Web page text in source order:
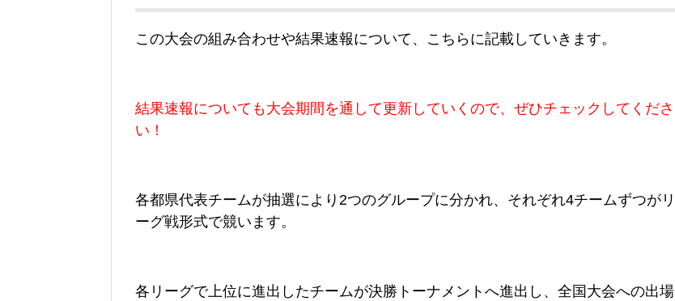
この大会の組み合わせや結果速報について、こちらに記載 していきます。
結果速報についても大会期間を通して更新していくので、ぜひチェックしてくださ
い！
各都県代表チームが抽選により2つのグループに分かれ、それぞれ4チームずつがリ
ーグ戦形式で競います。
各リーグで上位に進出したチームが決勝トーナメントへ進出し、全国大会への出場